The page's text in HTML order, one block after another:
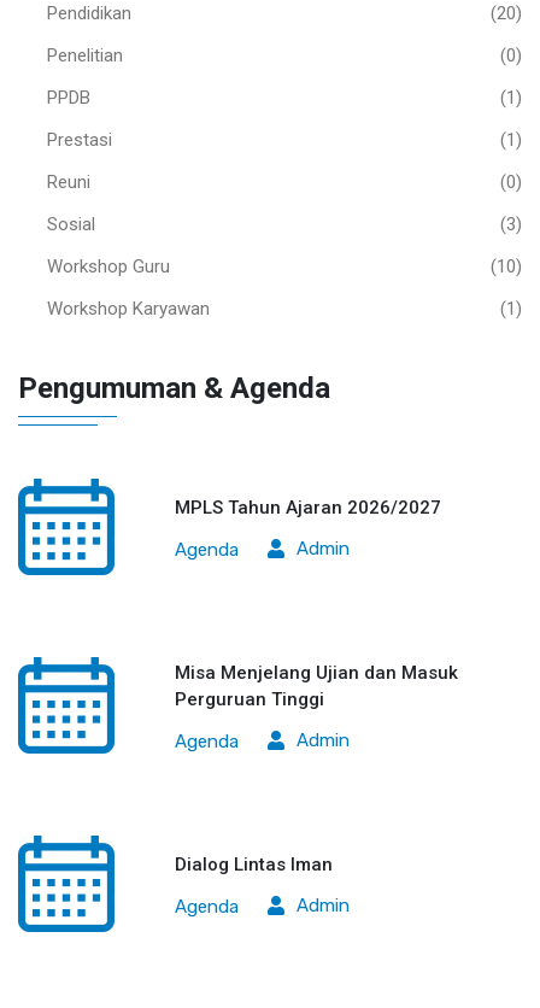
Pendidikan
(20)
Penelitian
(0)
PPDB
(1)
Prestasi
(1)
Reuni
(0)
Sosial
(3)
Workshop Guru
(10)
Workshop Karyawan
(1)
Pengumuman & Agenda
MPLS Tahun Ajaran 2026/2027
Agenda
Admin
Misa Menjelang Ujian dan Masuk
Perguruan Tinggi
Agenda
Admin
Dialog Lintas Iman
Agenda
Admin